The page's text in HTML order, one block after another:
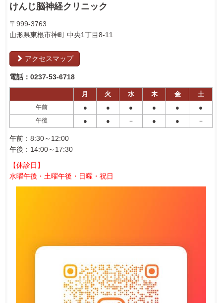
けんじ脳神経クリニック
〒999-3763
山形県東根市神町 中央1丁目8-11
アクセスマップ
電話：0237-53-6718
月 火 水 木 金 土
午前 ● ● ● ● ● ●
午後 ● ● － ● ● －
午前：8:30～12:00
午後：14:00～17:30
【休診日】
水曜午後・土曜午後・日曜・祝日